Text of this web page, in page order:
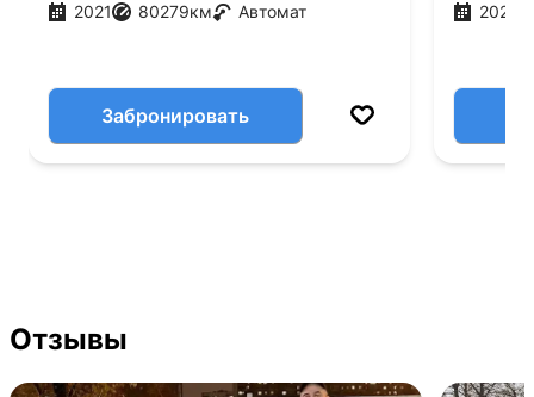
2021 80279км Автомат
Забронировать
2026
Отзывы